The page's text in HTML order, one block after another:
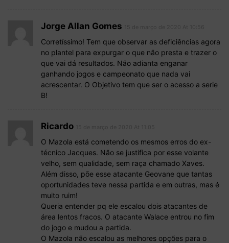
Jorge Allan Gomes
Corretíssimo! Tem que observar as deficiências agora
no plantel para expurgar o que não presta e trazer o
que vai dá resultados. Não adianta enganar
ganhando jogos e campeonato que nada vai
acrescentar. O Objetivo tem que ser o acesso a serie
B!
Ricardo
O Mazola está cometendo os mesmos erros do ex-
técnico Jacques. Não se justifica por esse volante
velho, sem qualidade, sem raça chamado Xaves.
Além disso, põe esse atacante Geovane que tantas
oportunidades teve nessa partida e em outras, mas é
muito ruim!
Queria entender pq ele escalou dois atacantes de
área lentos fracos. O atacante Walace entrou no fim
do jogo e mudou a partida.
O Mazola não escalou as melhores opções para o